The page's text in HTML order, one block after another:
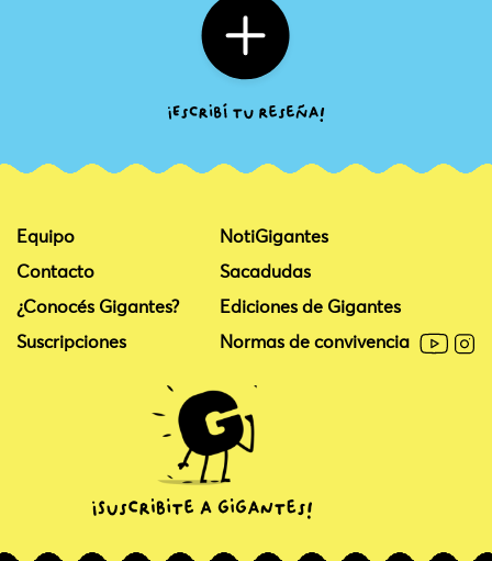
Equipo
Contacto
¿Conocés Gigantes?
Suscripciones
NotiGigantes
Sacadudas
Ediciones de Gigantes
Normas de convivencia